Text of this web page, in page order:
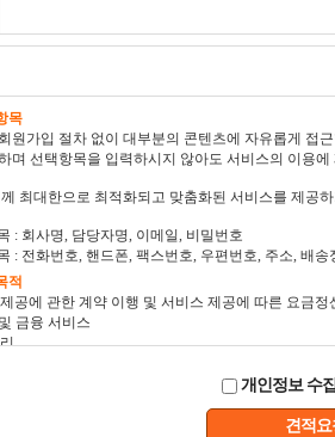
개인정보 수
견적요